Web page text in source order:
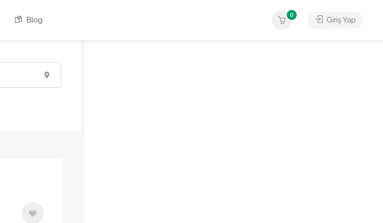
Blog
0
Giriş Yap